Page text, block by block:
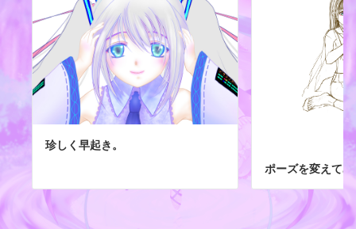
珍しく早起き。
ポーズを変えて